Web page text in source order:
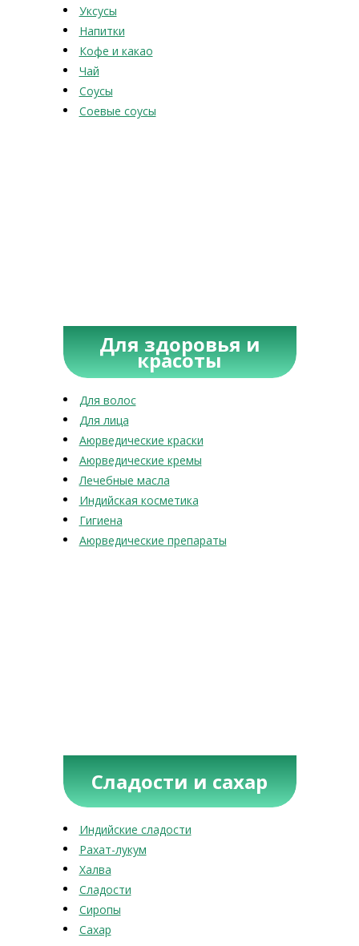
Уксусы
Напитки
Кофе и какао
Чай
Соусы
Соевые соусы
Для здоровья и
красоты
Для волос
Для лица
Аюрведические краски
Аюрведические кремы
Лечебные масла
Индийская косметика
Гигиена
Аюрведические препараты
Сладости и сахар
Индийские сладости
Рахат-лукум
Халва
Сладости
Сиропы
Сахар